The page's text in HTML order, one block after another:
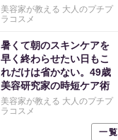
美容家が教える 大人のプチプ
ラコスメ
暑くて朝のスキンケアを
早く終わらせたい日もこ
れだけは省かない。49歳
美容研究家の時短ケア術
美容家が教える 大人のプチプ
ラコスメ
一覧